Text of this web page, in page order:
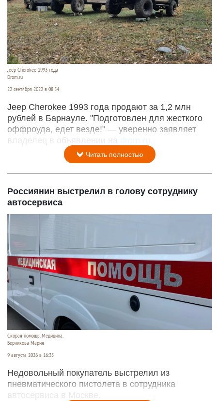
Jeep Cherokee 1993 года
Drom.ru
22 сентября 2022 в 08:54
Jeep Cherokee 1993 года продают за 1,2 млн
рублей в Барнауле. "Подготовлен для жесткого
оффроуда, едет везде!" — уверенно заявляет
владелец в объявлении на
Читать полностью
Россиянин выстрелил в голову сотруднику
автосервиса
Скорая помощь. Медицина.
Берникова Мария
9 августа 2026 в 16:35
Недовольный покупатель выстрелил из
пневматического пистолета в сотрудника
автосервиса в Москве.